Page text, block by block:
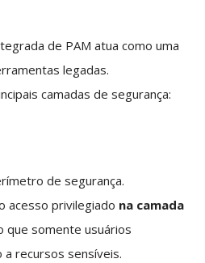
de PAM atua como uma
legadas.
camadas de segurança:
de segurança.
acesso privilegiado na camada
que somente usuários
recursos sensíveis.